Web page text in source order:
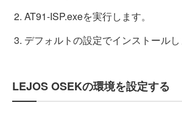
AT91-ISP.exeを実行します。
デフォルトの設定でインストールし
LEJOS OSEKの環境を設定する